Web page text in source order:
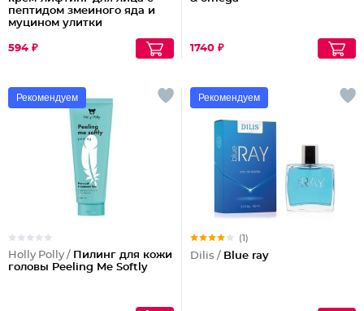
пептидом змеиного яда и
муцином улитки
594 ₽ 1740 ₽
Рекомендуем
Holly Polly / Пилинг для кожи
головы Peeling Me Softly
Рекомендуем
(1)
Dilis / Blue ray